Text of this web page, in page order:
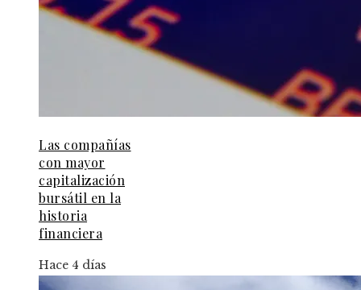
Las compañías
con mayor
capitalización
bursátil en la
historia
financiera
Hace 4 días